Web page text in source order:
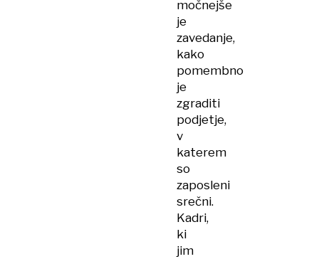
močnejše
je
zavedanje,
kako
pomembno
je
zgraditi
podjetje,
v
katerem
so
zaposleni
srečni.
Kadri,
ki
jim